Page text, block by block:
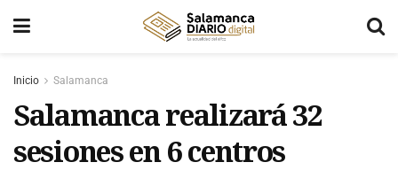
Inicio Salamanca
Salamanca realizará 32
sesiones en 6 centros